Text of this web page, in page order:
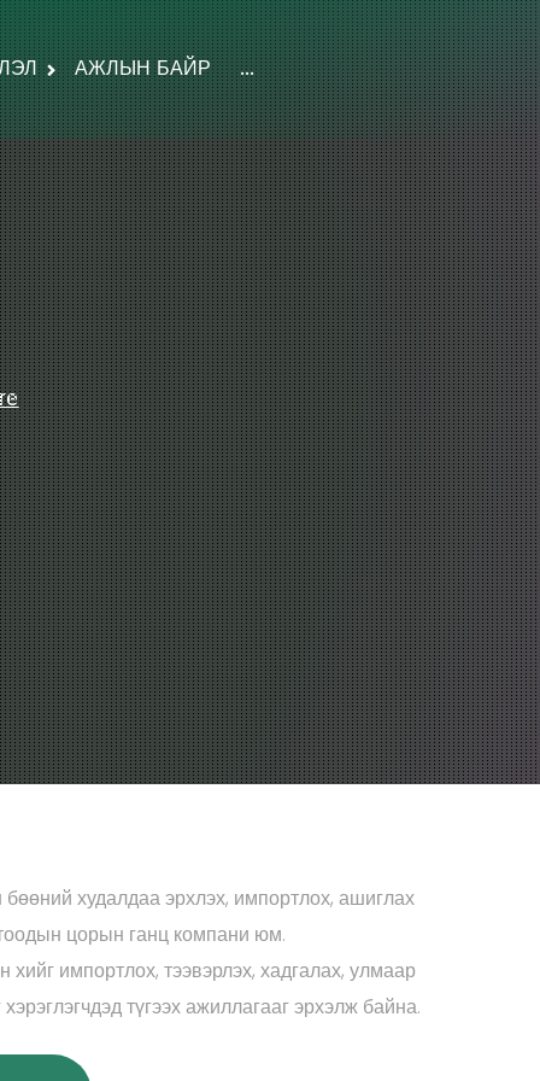
АЖЛЫН БАЙР ...
худалдаа эрхлэх, импортлох, ашиглах
цорын ганц компани юм.
импортлох, тээвэрлэх, хадгалах, улмаар
түгээх ажиллагааг эрхэлж байна.